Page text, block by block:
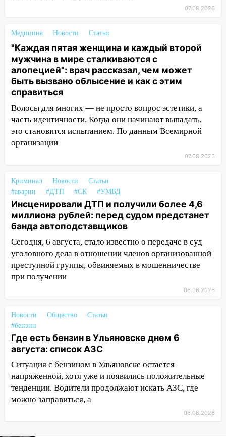
13:20
В Ульяновске за один день
обокрали женщину на пляже и
подростка в сквере
13:01 В Димитровграде мужчина
выбросил из машины страйкбольную
гранату: его задержали
12:34 На Ульяновскую область
надвигается сильнейшая непогода: град
Ульяновец хотел купить иномарку
12:20
В Чердаклинском районе
столкнулись «Лада» и Chevrolet:
пострадал 14-летний подросток
12:00 Где есть бензин в Ульяновске 7
августа: список АЗС
11:50 Заснул рядом с ребёнком и
случайно задушил его: суд вынес
приговор
полностью уничтожил дачный дом и
сарай
11:38 В Госдуме предложили отменить
ЕГЭ с 2027 года
11:25 В Ульяновске ИИ будет выявлять
нарушителей на контейнерных
площадках
07.08.2026
Медицина Новости Статьи
"Каждая пятая женщина и каждый второй
мужчина в мире сталкиваются с
алопецией": врач рассказал, чем может
быть вызвано облысение и как с этим
справиться
Волосы для многих — не просто вопрос эстетики, а
часть идентичности. Когда они начинают выпадать,
это становится испытанием. По данным Всемирной
организации
07.08.2026
Криминал Новости
Статьи
#аварии
#ДТП #СК #УМВД
Инсценировали ДТП и получили более 4,6
миллиона рублей: перед судом предстанет
банда автоподставщиков
Сегодня, 6 августа, стало известно о передаче в суд
уголовного дела в отношении членов организованной
преступной группы, обвиняемых в мошенничестве
при получении
06.08.2026
Новости Общество
Статьи
#бензин
Где есть бензин в Ульяновске днем 6
августа: список АЗС
Ситуация с бензином в Ульяновске остается
напряженной, хотя уже и появились положительные
тенденции. Водители продолжают искать АЗС, где
можно заправиться, а
06.08.2026